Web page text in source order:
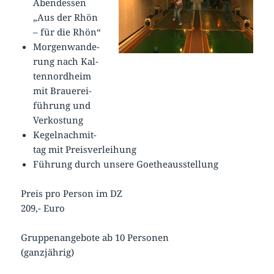
Abend­es­sen
„Aus der Rhön
– für die Rhön“
Mor­gen­wan­de­
rung nach Kal­
ten­n­ord­heim
mit Braue­rei­
füh­rung und
Ver­kos­tung
Ke­gel­nach­mit­
tag mit Preis­ver­lei­hung
Füh­rung durch un­se­re Goe­the­aus­stel­lung
Preis pro Per­son im DZ
209,- Eu­ro
Grup­pen­an­ge­bo­te ab 10 Per­so­nen
(ganz­jäh­rig)